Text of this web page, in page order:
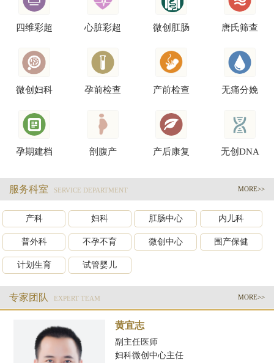
四维彩超 心脏彩超 微创肛肠 唐氏筛查
微创妇科 孕前检查 产前检查 无痛分娩
孕期建档 剖腹产 产后康复 无创DNA
服务科室 SERVICE DEPARTMENT MORE>>
产科 妇科 肛肠中心 内儿科
普外科 不孕不育 微创中心 围产保健
计划生育 试管婴儿
专家团队 EXPERT TEAM MORE>>
黄宜志
副主任医师
妇科微创中心主任